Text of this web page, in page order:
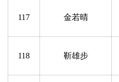
117 金若晴
118 靳雄步